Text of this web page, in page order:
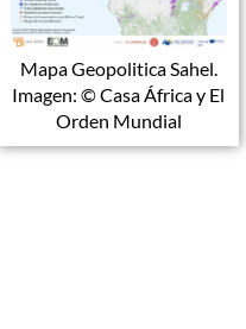
Mapa Geopolitica Sahel.
Imagen: © Casa África y El
Orden Mundial